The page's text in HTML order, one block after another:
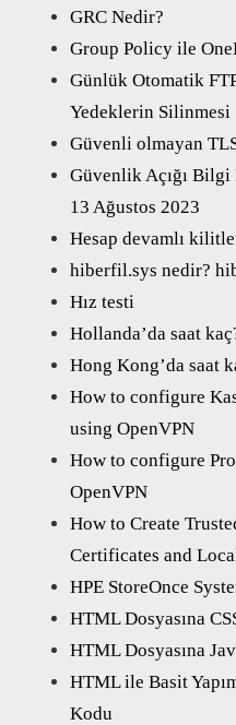
GRC Nedir?
Group Policy ile
Günlük Otomatik
Yedeklerin Silinmesi
Güvenli olmayan
Güvenlik Açığı Bilgi
13 Ağustos 2023
Hesap devamlı
hiberfil.sys nedir?
Hız testi
Hollanda’da saat
Hong Kong’da saat
How to configure
using OpenVPN
How to configure
OpenVPN
How to Create
Certificates and
HPE StoreOnce
HTML Dosyasına
HTML Dosyasına
HTML ile Basit
Kodu